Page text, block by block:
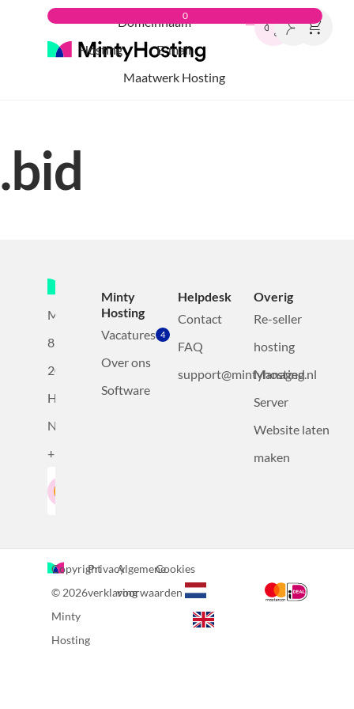
Domeinnaam
Hosting
E-mail
Maatwerk Hosting
0
.bid
Mollerusweg
82
2031BZ
Haarlem,
Nederland
+31232305815
Minty
Hosting
Vacatures 4
Over ons
Software
Helpdesk
Contact
FAQ
support@mintyhosting.nl
Overig
Re-seller
hosting
Managed
Server
Website laten
maken
Copyright
© 2026
Minty
Hosting
Privacy
verklaring
Algemene
voorwaarden
Cookies